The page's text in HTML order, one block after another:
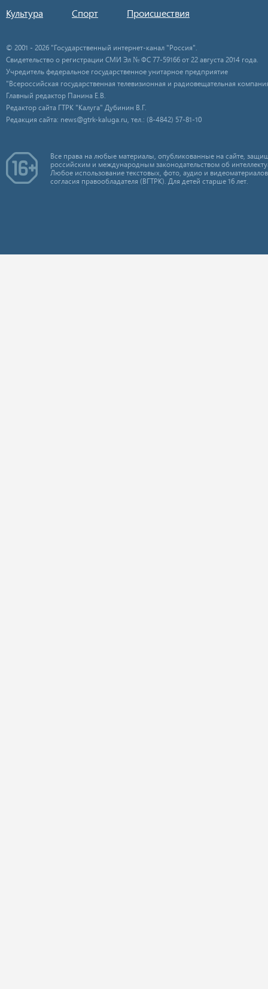
Культура
Спорт Происшествия
© 2001 - 2026 "Государственный интернет-канал "Россия".
Свидетельство о регистрации СМИ Эл № ФС 77-59166 от 22 августа 2014 года.
Учредитель федеральное государственное унитарное предприятие
"Всероссийская государственная телевизионная и радиовещательная
Главный редактор Панина Е.В.
Редактор сайта ГТРК "Калуга" Дубинин В.Г.
Редакция сайта: news@gtrk-kaluga.ru, тел.: (8-4842) 57-81-10
Все права на любые материалы, опубликованные на сайте,
российским и международным законодательством об
Любое использование текстовых, фото, аудио и
согласия правообладателя (ВГТРК). Для детей старше 16 лет.